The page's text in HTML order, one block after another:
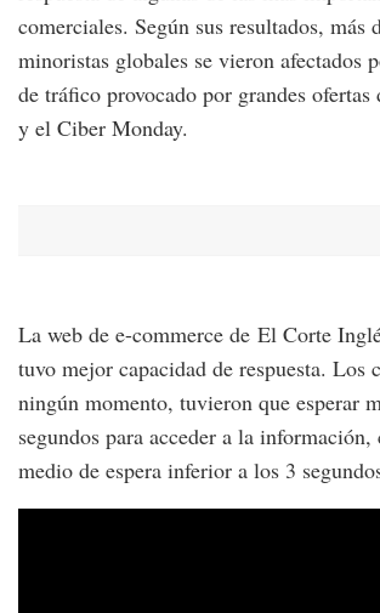
comerciales. Según sus resultados, más
minoristas globales se vieron afectados
de tráfico provocado por grandes
y el Ciber Monday.
La web de e-commerce de El Corte
tuvo mejor capacidad de respuesta. Los
ningún momento, tuvieron que esperar
segundos para acceder a la
medio de espera inferior a los 3